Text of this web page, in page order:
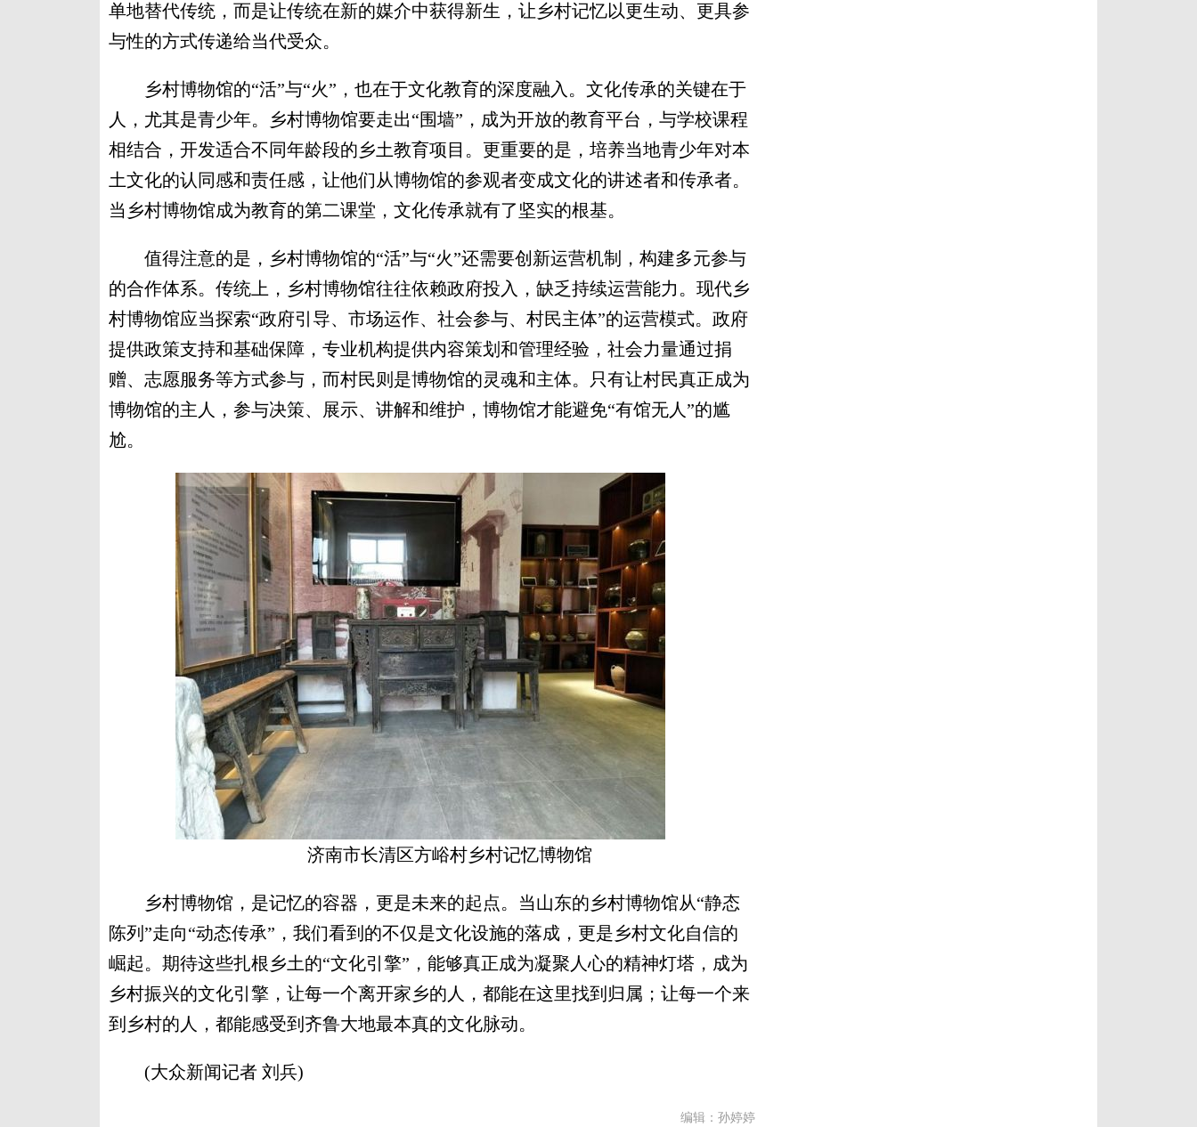
单地替代传统，而是让传统在新的媒介中获得新生，让乡村记忆以更生动、更具参
与性的方式传递给当代受众。
乡村博物馆的“活”与“火”，也在于文化教育的深度融入。文化传承的关键在于
人，尤其是青少年。乡村博物馆要走出“围墙”，成为开放的教育平台，与学校课程
相结合，开发适合不同年龄段的乡土教育项目。更重要的是，培养当地青少年对本
土文化的认同感和责任感，让他们从博物馆的参观者变成文化的讲述者和传承者。
当乡村博物馆成为教育的第二课堂，文化传承就有了坚实的根基。
值得注意的是，乡村博物馆的“活”与“火”还需要创新运营机制，构建多元参与
的合作体系。传统上，乡村博物馆往往依赖政府投入，缺乏持续运营能力。现代乡
村博物馆应当探索“政府引导、市场运作、社会参与、村民主体”的运营模式。政府
提供政策支持和基础保障，专业机构提供内容策划和管理经验，社会力量通过捐
赠、志愿服务等方式参与，而村民则是博物馆的灵魂和主体。只有让村民真正成为
博物馆的主人，参与决策、展示、讲解和维护，博物馆才能避免“有馆无人”的尴
尬。
济南市长清区方峪村乡村记忆博物馆
乡村博物馆，是记忆的容器，更是未来的起点。当山东的乡村博物馆从“静态
陈列”走向“动态传承”，我们看到的不仅是文化设施的落成，更是乡村文化自信的
崛起。期待这些扎根乡土的“文化引擎”，能够真正成为凝聚人心的精神灯塔，成为
乡村振兴的文化引擎，让每一个离开家乡的人，都能在这里找到归属；让每一个来
到乡村的人，都能感受到齐鲁大地最本真的文化脉动。
(大众新闻记者 刘兵)
编辑：孙婷婷